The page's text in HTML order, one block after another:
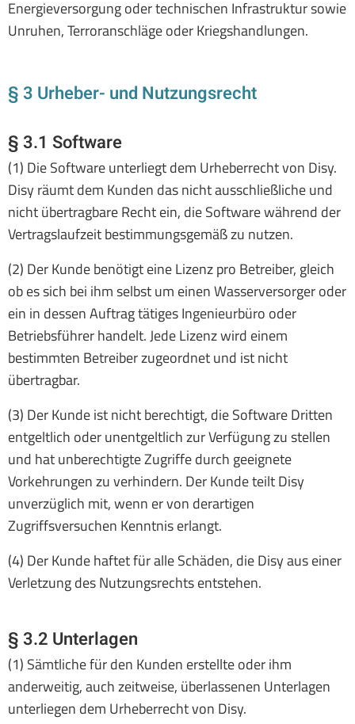
Energieversorgung oder technischen Infrastruktur sowie
Unruhen, Terroranschläge oder Kriegshandlungen.
§ 3 Urheber- und Nutzungsrecht
§ 3.1 Software
(1) Die Software unterliegt dem Urheberrecht von Disy.
Disy räumt dem Kunden das nicht ausschließliche und
nicht übertragbare Recht ein, die Software während der
Vertragslaufzeit bestimmungsgemäß zu nutzen.
(2) Der Kunde benötigt eine Lizenz pro Betreiber, gleich
ob es sich bei ihm selbst um einen Wasserversorger oder
ein in dessen Auftrag tätiges Ingenieurbüro oder
Betriebsführer handelt. Jede Lizenz wird einem
bestimmten Betreiber zugeordnet und ist nicht
übertragbar.
(3) Der Kunde ist nicht berechtigt, die Software Dritten
entgeltlich oder unentgeltlich zur Verfügung zu stellen
und hat unberechtigte Zugriffe durch geeignete
Vorkehrungen zu verhindern. Der Kunde teilt Disy
unverzüglich mit, wenn er von derartigen
Zugriffsversuchen Kenntnis erlangt.
(4) Der Kunde haftet für alle Schäden, die Disy aus einer
Verletzung des Nutzungsrechts entstehen.
§ 3.2 Unterlagen
(1) Sämtliche für den Kunden erstellte oder ihm
anderweitig, auch zeitweise, überlassenen Unterlagen
unterliegen dem Urheberrecht von Disy.